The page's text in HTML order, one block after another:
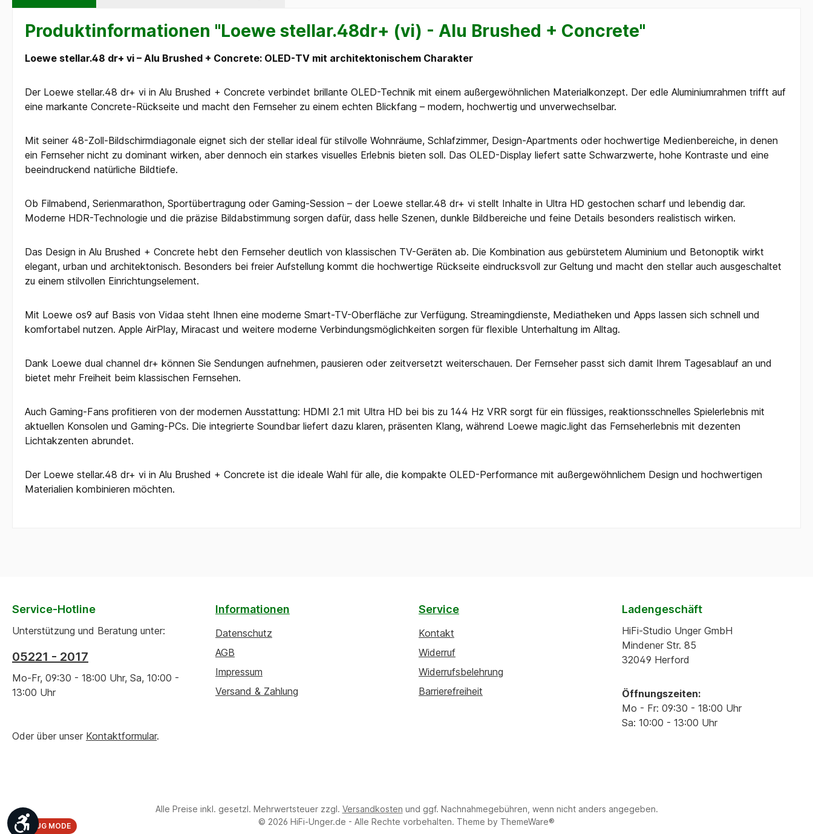
Produktinformationen "Loewe stellar.48dr+ (vi) - Alu Brushed + Concrete"
Loewe stellar.48 dr+ vi – Alu Brushed + Concrete: OLED-TV mit architektonischem Charakter
Der Loewe stellar.48 dr+ vi in Alu Brushed + Concrete verbindet brillante OLED-Technik mit einem außergewöhnlichen Materialkonzept. Der edle Aluminiumrahmen trifft auf
eine markante Concrete-Rückseite und macht den Fernseher zu einem echten Blickfang – modern, hochwertig und unverwechselbar.
Mit seiner 48-Zoll-Bildschirmdiagonale eignet sich der stellar ideal für stilvolle Wohnräume, Schlafzimmer, Design-Apartments oder hochwertige Medienbereiche, in denen
ein Fernseher nicht zu dominant wirken, aber dennoch ein starkes visuelles Erlebnis bieten soll. Das OLED-Display liefert satte Schwarzwerte, hohe Kontraste und eine
beeindruckend natürliche Bildtiefe.
Ob Filmabend, Serienmarathon, Sportübertragung oder Gaming-Session – der Loewe stellar.48 dr+ vi stellt Inhalte in Ultra HD gestochen scharf und lebendig dar.
Moderne HDR-Technologie und die präzise Bildabstimmung sorgen dafür, dass helle Szenen, dunkle Bildbereiche und feine Details besonders realistisch wirken.
Das Design in Alu Brushed + Concrete hebt den Fernseher deutlich von klassischen TV-Geräten ab. Die Kombination aus gebürstetem Aluminium und Betonoptik wirkt
elegant, urban und architektonisch. Besonders bei freier Aufstellung kommt die hochwertige Rückseite eindrucksvoll zur Geltung und macht den stellar auch ausgeschaltet
zu einem stilvollen Einrichtungselement.
Mit Loewe os9 auf Basis von Vidaa steht Ihnen eine moderne Smart-TV-Oberfläche zur Verfügung. Streamingdienste, Mediatheken und Apps lassen sich schnell und
komfortabel nutzen. Apple AirPlay, Miracast und weitere moderne Verbindungsmöglichkeiten sorgen für flexible Unterhaltung im Alltag.
Dank Loewe dual channel dr+ können Sie Sendungen aufnehmen, pausieren oder zeitversetzt weiterschauen. Der Fernseher passt sich damit Ihrem Tagesablauf an und
bietet mehr Freiheit beim klassischen Fernsehen.
Auch Gaming-Fans profitieren von der modernen Ausstattung: HDMI 2.1 mit Ultra HD bei bis zu 144 Hz VRR sorgt für ein flüssiges, reaktionsschnelles Spielerlebnis mit
aktuellen Konsolen und Gaming-PCs. Die integrierte Soundbar liefert dazu klaren, präsenten Klang, während Loewe magic.light das Fernseherlebnis mit dezenten
Lichtakzenten abrundet.
Der Loewe stellar.48 dr+ vi in Alu Brushed + Concrete ist die ideale Wahl für alle, die kompakte OLED-Performance mit außergewöhnlichem Design und hochwertigen
Materialien kombinieren möchten.
Service-Hotline
Unterstützung und Beratung unter:
05221 - 2017
Mo-Fr, 09:30 - 18:00 Uhr, Sa, 10:00 -
13:00 Uhr
Oder über unser Kontaktformular.
Informationen
Datenschutz
AGB
Impressum
Versand & Zahlung
Service
Kontakt
Widerruf
Widerrufsbelehrung
Barrierefreiheit
Ladengeschäft
HiFi-Studio Unger GmbH
Mindener Str. 85
32049 Herford
Öffnungszeiten:
Mo - Fr: 09:30 - 18:00 Uhr
Sa: 10:00 - 13:00 Uhr
Alle Preise inkl. gesetzl. Mehrwertsteuer zzgl. Versandkosten und ggf. Nachnahmegebühren, wenn nicht anders angegeben.
© 2026 HiFi-Unger.de - Alle Rechte vorbehalten. Theme by ThemeWare®
Werkzeugleiste anzeigen
DEBUG MODE